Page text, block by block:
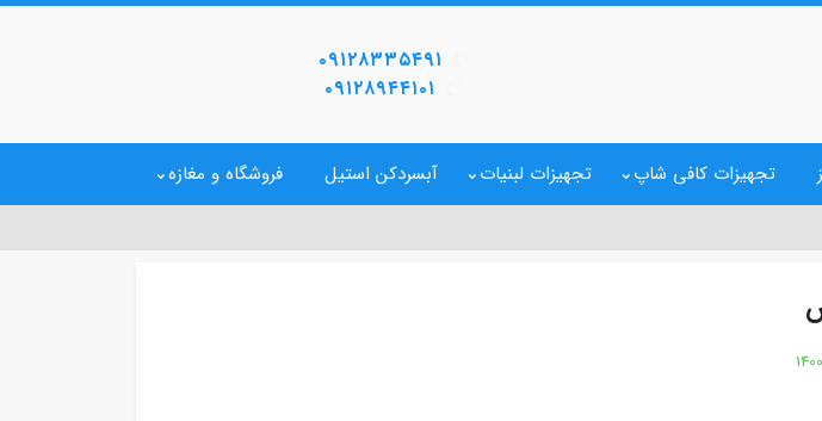
۰۹۱۲۸۳۳۵۴۹۱
۰۹۱۲۸۹۴۴۱۰۱
تجهیزات کافی شاپ تجهیزات لبنیات آبسردکن استیل فروشگاه و مغازه